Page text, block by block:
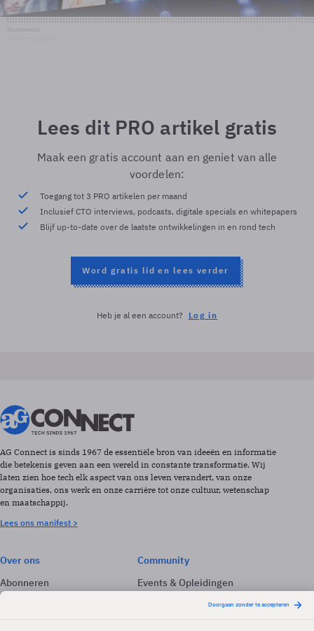
Lees dit PRO artikel gratis
Maak een gratis account aan en geniet van alle
voordelen:
Toegang tot 3 PRO artikelen per maand
Inclusief CTO interviews, podcasts, digitale specials en whitepapers
Blijf up-to-date over de laatste ontwikkelingen in en rond tech
Word gratis lid en lees verder
Heb je al een account? Log in
AG Connect is sinds 1967 de essentiële bron van ideeën en informatie
die betekenis geven aan een wereld in constante transformatie. Wij
laten zien hoe tech elk aspect van ons leven verandert, van onze
organisaties, ons werk en onze carrière tot onze cultuur, wetenschap
en maatschappij.
Lees ons manifest >
Over ons
Abonneren
Adverteren
Community
Events & Opleidingen